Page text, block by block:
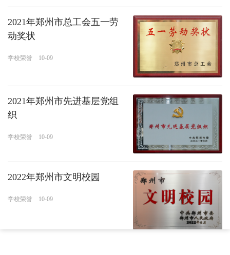
2021年郑州市总工会五一劳
动奖状
学校荣誉 10-09
2021年郑州市先进基层党组
学校荣誉 10-09
2022年郑州市文明校园
学校荣誉 10-09